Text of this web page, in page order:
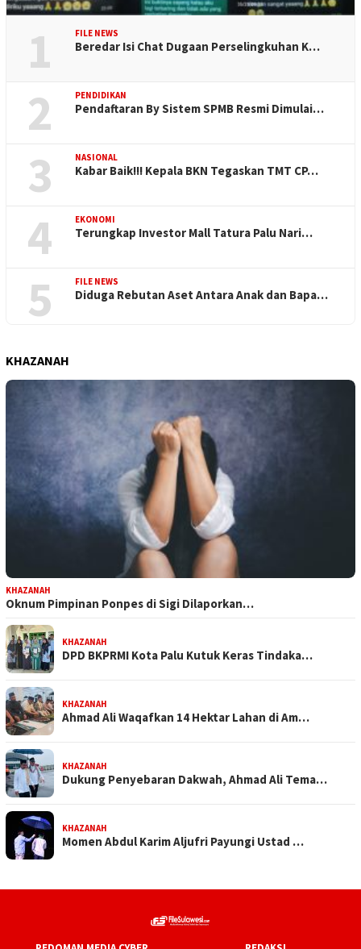
1 FILE NEWS
Beredar Isi Chat Dugaan Perselingkuhan K…
2 PENDIDIKAN
Pendaftaran By Sistem SPMB Resmi Dimulai…
3 NASIONAL
Kabar Baik!!! Kepala BKN Tegaskan TMT CP…
4 EKONOMI
Terungkap Investor Mall Tatura Palu Nari…
5 FILE NEWS
Diduga Rebutan Aset Antara Anak dan Bapa…
KHAZANAH
KHAZANAH
Oknum Pimpinan Ponpes di Sigi Dilaporkan…
KHAZANAH
DPD BKPRMI Kota Palu Kutuk Keras Tindaka…
KHAZANAH
Ahmad Ali Waqafkan 14 Hektar Lahan di Am…
KHAZANAH
Dukung Penyebaran Dakwah, Ahmad Ali Tema…
KHAZANAH
Momen Abdul Karim Aljufri Payungi Ustad …